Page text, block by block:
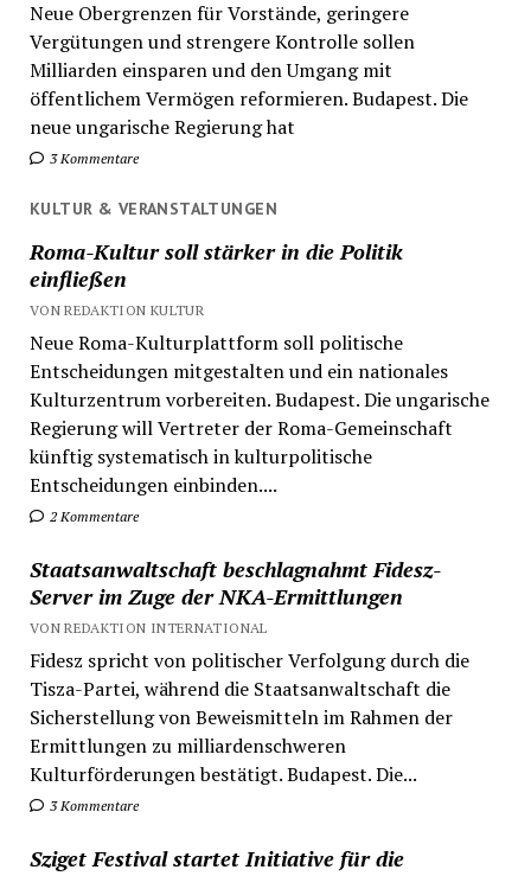
Neue Obergrenzen für Vorstände, geringere
Vergütungen und strengere Kontrolle sollen
Milliarden einsparen und den Umgang mit
öffentlichem Vermögen reformieren. Budapest. Die
neue ungarische Regierung hat
3 Kommentare
KULTUR & VERANSTALTUNGEN
Roma-Kultur soll stärker in die Politik
einfließen
VON REDAKTION KULTUR
Neue Roma-Kulturplattform soll politische
Entscheidungen mitgestalten und ein nationales
Kulturzentrum vorbereiten. Budapest. Die ungarische
Regierung will Vertreter der Roma-Gemeinschaft
künftig systematisch in kulturpolitische
Entscheidungen einbinden....
2 Kommentare
Staatsanwaltschaft beschlagnahmt Fidesz-
Server im Zuge der NKA-Ermittlungen
VON REDAKTION INTERNATIONAL
Fidesz spricht von politischer Verfolgung durch die
Tisza-Partei, während die Staatsanwaltschaft die
Sicherstellung von Beweismitteln im Rahmen der
Ermittlungen zu milliardenschweren
Kulturförderungen bestätigt. Budapest. Die...
3 Kommentare
Sziget Festival startet Initiative für die